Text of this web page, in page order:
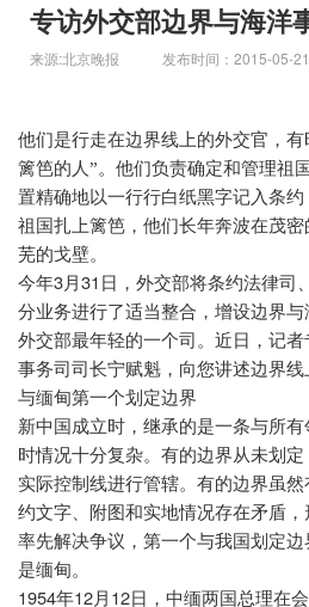
专访外交部边界与海洋
来源:北京晚报 发布时间：2015-05-
他们是行走在边界线上的外交官，
篱笆的人”。他们负责确定和管理祖
置精确地以一行行白纸黑字记入条
祖国扎上篱笆，他们长年奔波在茂
芜的戈壁。
今年3月 31 日，外交部将条约法律司
分业务进行了适当整合，增设边界
外交部最年轻的一个司。近日，记
事务司司长宁赋魁，向您讲述边界线
与缅甸第一个划定边界
新中国成立时，继承的是一条与所
时情况十分复杂。有的边界从未划
实际控制线进行管辖。有的边界虽
约文字、附图和实地情况存在矛盾，
率先解决争议，第一个与我国划定边
是缅甸。
1954年12月 12日，中缅两国总理在